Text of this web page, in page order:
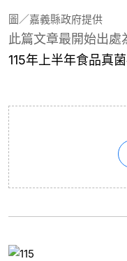
圖／嘉義縣政府提供
此篇文章最開始出處
115年上半年食品真